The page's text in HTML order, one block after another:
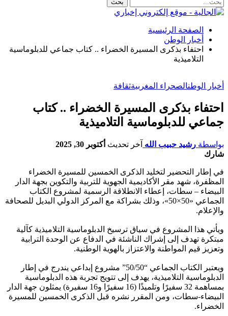
الصفحة الرئيسية
أخبار الوطن
احتفاء بذكرى المسيرة الخضراء .. كتاب جماعي للدبلوماسية
التلاميذية
أخبار الوطنالصحراء المغربيةثقافة
احتفاء بذكرى المسيرة الخضراء .. كتاب
جماعي للدبلوماسية التلاميذية
بواسطة رشيد حبيب الله آخر تحديث أكتوبر 30, 2025
شارك
في إطار التحضير لتخليد الذكرى الخمسين للمسيرة الخضراء
المظفرة، شهد مقر الأكاديمية الجهوية للتربية والتكوين بجهة الدار
البيضاء – سطات، إعطاء الانطلاقة الرسمية لمشروع الكتاب
الجماعي «50×50»، وذلك بشراكة مع المركز الدولي البديل للصحافة
والإعلام.
ويأتي هذا المشروع في سياق ترسيخ الدبلوماسية التلاميذية كآلية
مبتكرة تهدف إلى إشراك الناشئة في الدفاع عن الوحدة الترابية
وتعزيز قيم المواطنة والاعتزاز بالهوية الوطنية.
ويعتبر الكتاب الجماعي “50/50” مشروع إبداعي يندرج في إطار
الدبلوماسية التلاميذية، يهدف إلى تتويج تجربة هذه الدبلوماسية
بمساهمة 32 سفيرًا وتلميذًا (16 سفيرًا و16 سفيرة) يمثلون جهة الدار
البيضاء-سطات، ومن المقرر نشره قبل الذكرى الخمسين للمسيرة
الخضراء.